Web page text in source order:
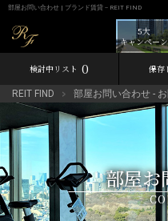
部屋お問い合わせ | ブランド賃貸－REIT FIND
5大
キャンペーン
検討中リスト 0 保存
REIT FIND 部屋お問い合わせ -
部屋お